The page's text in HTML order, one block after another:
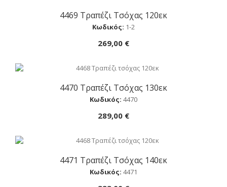
Αγορά
4469 Τραπέζι Τσόχας 120εκ
Κωδικός: 1-2
269,00 €
Αγορά
4470 Τραπέζι Τσόχας 130εκ
Κωδικός: 4470
289,00 €
Αγορά
4471 Τραπέζι Τσόχας 140εκ
Κωδικός: 4471